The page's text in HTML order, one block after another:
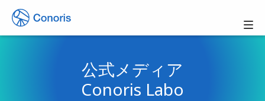
公式メディア
Conoris Labo